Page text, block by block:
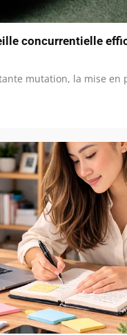
concurrentielle
mutation, la mise en